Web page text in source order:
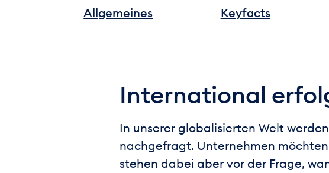
Allgemeines Keyfacts
International
In unserer globalisierten Welt
nachgefragt. Unternehmen
stehen dabei aber vor der Frage,